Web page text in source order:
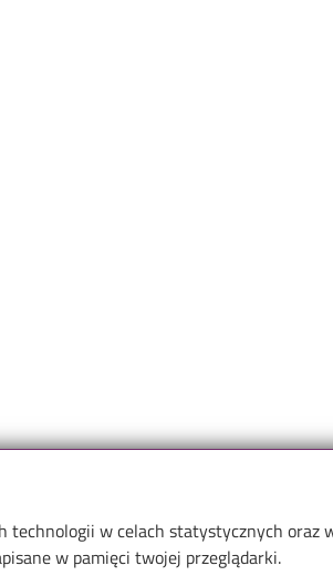
w celach statystycznych oraz
w pamięci twojej przeglądarki.